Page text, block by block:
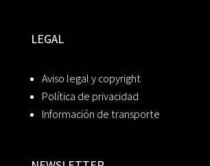
LEGAL
Aviso legal y copyright
Política de privacidad
Información de transporte